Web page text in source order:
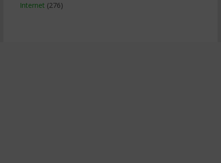
Internet (276)